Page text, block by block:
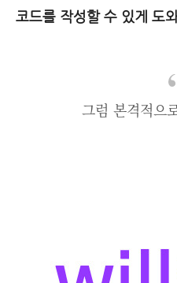
코드를 작성할 수 있게 도
그럼 본격적으